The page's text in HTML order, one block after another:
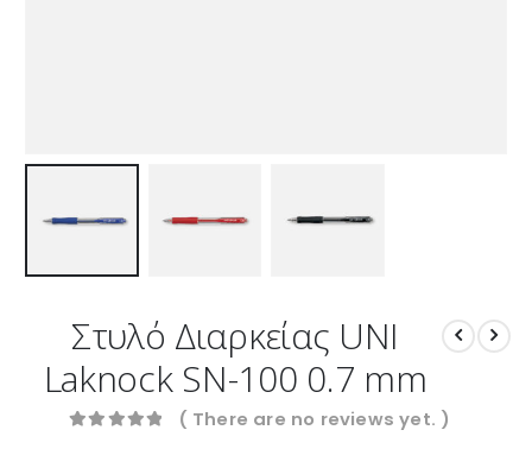
Στυλό Διαρκείας UNI
Laknock SN-100 0.7 mm
( There are no reviews yet. )